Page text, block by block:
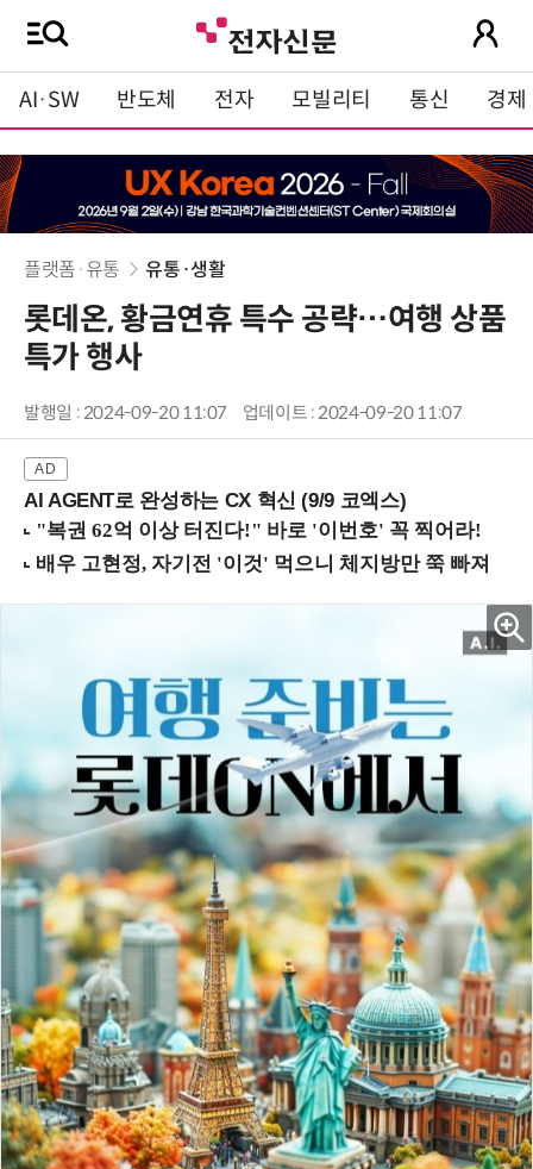
AI·SW 반도체 전자 모빌리티 통신 경제
플랫폼·유통 유통·생활
롯데온, 황금연휴 특수 공략…여행 상품
특가 행사
발행일 : 2024-09-20 11:07 업데이트 : 2024-09-20 11:07
AI AGENT로 완성하는 CX 혁신 (9/9 코엑스)